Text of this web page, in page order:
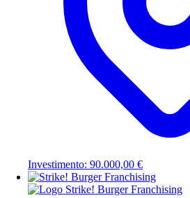
Investimento: 90.000,00 €